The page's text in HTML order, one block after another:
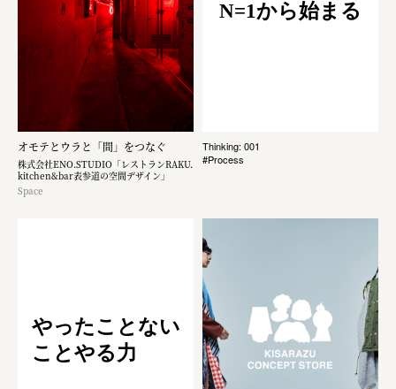
オモテとウラと「間」をつなぐ
株式会社ENO.STUDIO「レストランRAKU.
kitchen&bar表参道の空間デザイン」
Space
N=1から始まる
Thinking: 001
#Process
やったことない
ことやる力